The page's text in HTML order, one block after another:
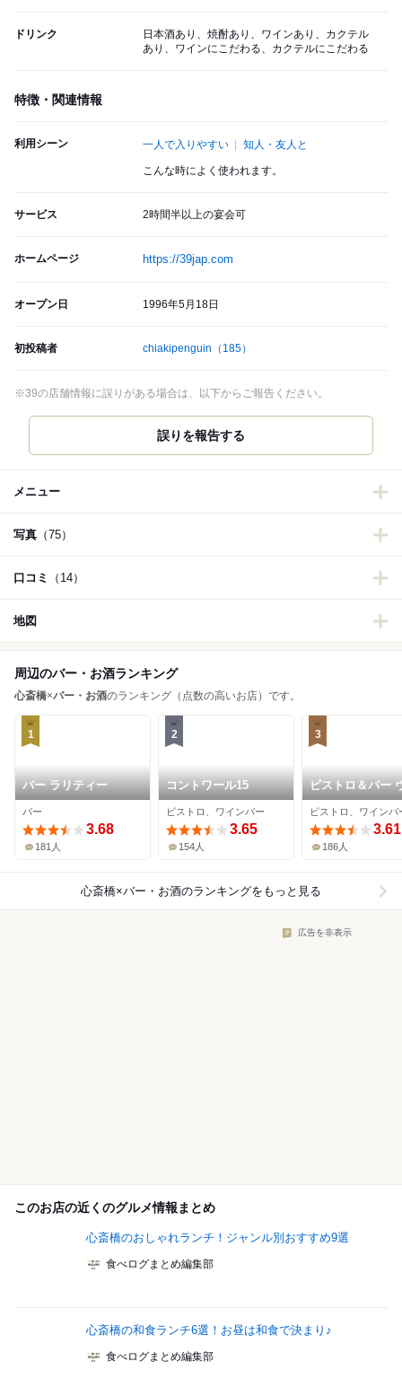
ドリンク
日本酒あり、焼酎あり、ワインあり、カクテル
あり、ワインにこだわる、カクテルにこだわる
特徴・関連情報
利用シーン 一人で入りやすい 知人・友人と
こんな時によく使われます。
サービス 2時間半以上の宴会可
ホームページ https://39jap.com
オープン日 1996年5月18日
初投稿者 chiakipenguin （185）
※39の店舗情報に誤りがある場合は、以下からご報告ください。
誤りを報告する
メニュー
写真 （75）
口コミ （14）
地図
周辺のバー・お酒ランキング
心斎橋×バー・お酒のランキング（点数の高いお店）です。
1
バー ラリティー
バー
3.68
181人
2
コントワール15
ビストロ、ワインバー
3.65
154人
3
ビストロ＆バー
スコ
3.61
186人
心斎橋×バー・お酒のランキングをもっと見る
広告を非表示
このお店の近くのグルメ情報まとめ
心斎橋のおしゃれランチ！ジャンル別おすすめ9選
食べログまとめ編集部
心斎橋の和食ランチ6選！お昼は和食で決まり♪
食べログまとめ編集部